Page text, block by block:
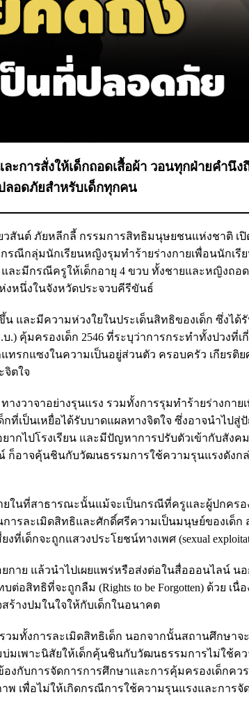
ะการสั่งให้เด็กถอดเสื้อผ้า วอนทุกฝ่ายคำนึง
ลอดภัยสำหรับเด็กทุกคน
วสันต์ ภัยหลีกลี้ กรรมการสิทธิมนุษยชนแห่งชาติ เปิ
รณีกลุ่มนักเรียนหญิงรุมทำร้ายร่างกายเพื่อนนักเรี
ละมีกรณีครูให้เด็กอายุ 4 ขวบ ทั้งชายและหญิงถอด
งหนึ่งในจังหวัดประจวบคีรีขันธ์
ละมีความห่วงใยในประเด็นสิทธิของเด็ก ซึ่งได้รั
คุ้มครองเด็ก 2546 ที่ระบุว่าการกระทำทั้งปวงที่เ
ทรกแซงในความเป็นอยู่ส่วนตัว ครอบครัว เกียรติย
จิตใจ
งวาจาอย่างรุนแรง รวมทั้งการรุมทำร้ายร่างกาย
ที่เป็นเหยื่อได้รับบาดแผลทางจิตใจ ซึ่งอาจนำไปสู่
ากไปโรงเรียน และมีปัญหาการปรับตัวเข้ากับสังค
ก็อาจคุ้นชินกับวัฒนธรรมการใช้ความรุนแรงดังก
ยในที่สาธารณะนั้นแม้จะเป็นกรณีที่ครูและผู้ปกครอ
ารละเมิดสิทธิและศักดิ์ศรีความเป็นมนุษย์ของเด็ก
เด็กจะถูกแสวงประโยชน์ทางเพศ (sexual
าย แล้วนำไปเผยแพร่หรือส่งต่อในสื่อออนไลน์ น
อสิทธิที่จะถูกลืม (Rights to be Forgotten) ด้วย เนื่อ
ร้างปมในใจให้กับเด็กในอนาคต
วมทั้งการละเมิดสิทธิเด็ก นอกจากนั้นสถานศึกษาจ
มเพาะนิสัยให้เด็กคุ้นชินกับวัฒนธรรมการไม่ใช้คว
งกับการจัดการการศึกษาและการคุ้มครองเด็กคว
พ เพื่อไม่ให้เกิดกรณีการใช้ความรุนแรงและการจั